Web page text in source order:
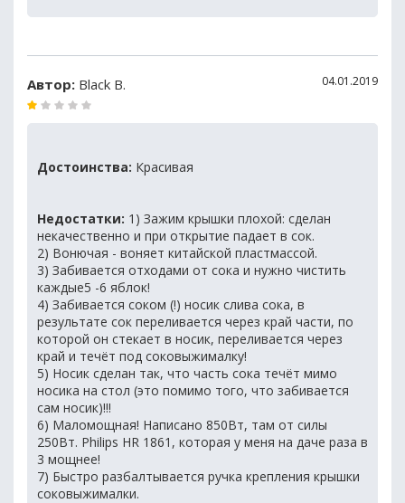
Автор: Black B. 04.01.2019
Достоинства: Красивая
Недостатки: 1) Зажим крышки плохой: сделан
некачественно и при открытие падает в сок.
2) Вонючая - воняет китайской пластмассой.
3) Забивается отходами от сока и нужно чистить
каждые5 -6 яблок!
4) Забивается соком (!) носик слива сока, в
результате сок переливается через край части, по
которой он стекает в носик, переливается через
край и течёт под соковыжималку!
5) Носик сделан так, что часть сока течёт мимо
носика на стол (это помимо того, что забивается
сам носик)!!!
6) Маломощная! Написано 850Вт, там от силы
250Вт. Philips HR 1861, которая у меня на даче раза в
3 мощнее!
7) Быстро разбалтывается ручка крепления крышки
соковыжималки.